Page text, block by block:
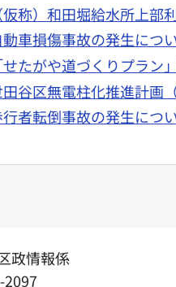
仮称）和田堀給水所上部
動車損傷事故の発生につ
せたがや道づくりプラン
谷区無電柱化推進計画
者転倒事故の発生につ
政情報係
2097